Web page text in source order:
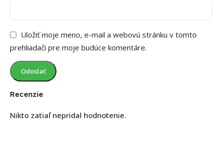
Recenzie
Nikto zatiaľ nepridal hodnotenie.
Uložiť moje meno, e-mail a webovú stránku v tomto
prehliadači pre moje budúce komentáre.